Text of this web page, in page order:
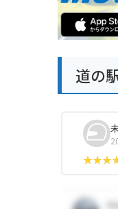
道の